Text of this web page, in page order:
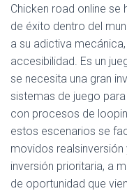
Chicken road online
de éxito dentro del
a su adictiva
accesibilidad. Es un
se necesita una gran
sistemas de juego
con procesos de
estos escenarios se
movidos
inversión prioritaria, a
de oportunidad que